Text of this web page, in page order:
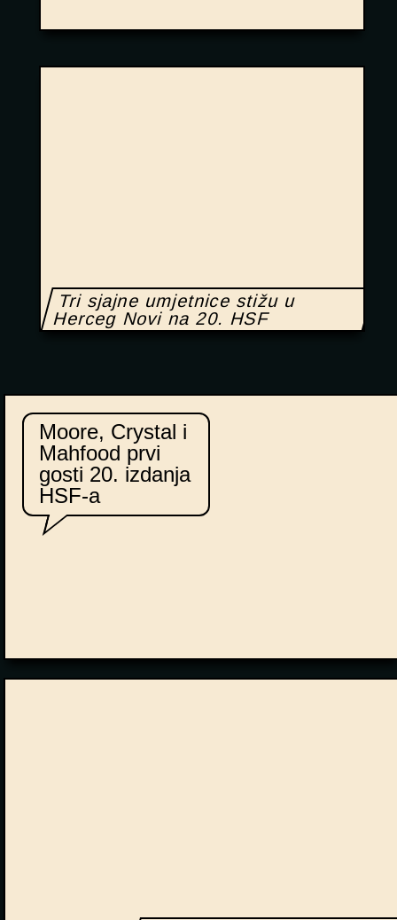
Tri sjajne umjetnice stižu u
Herceg Novi na 20. HSF
Moore, Crystal i
Mahfood prvi
gosti 20. izdanja
HSF-a